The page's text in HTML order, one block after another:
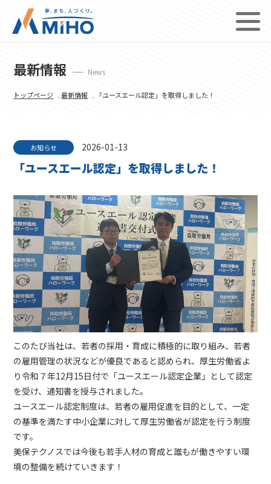
最新情報 News
トップページ ₋最新情報 ₋ 「ユースエール認定」を取得しました！
お知らせ 2026-01-13
「ユースエール認定」を取得しました！
このたび当社は、若者の採用・育成に積極的に取り組み、若者
の雇用管理の状況などが優良であると認められ、厚生労働省よ
り令和７年12月15日付で「ユースエール認定企業」として認定
を受け、通知書を授与されました。
ユースエール認定制度は、若者の雇用促進を目的として、一定
の基準を満たす中小企業に対して厚生労働省が認定を行う制度
です。
美保テクノスでは今後も若手人材の育成と誰もが働きやすい環
境の整備を続けていきます！